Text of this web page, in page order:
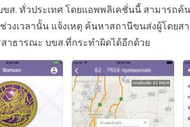
ส. ทั่วประเทศ โดยแอพพลิเคชั่นนี้ สามารถค้
งเวลานั้น แจ้งเหตุ ค้นหาสถานีขนส่งผู้โดยส
สาธารณะ บขส.ที่กระทำผิดได้อีกด้วย